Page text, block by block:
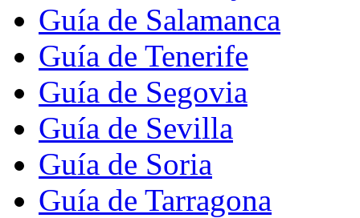
Guía de Salamanca
Guía de Tenerife
Guía de Segovia
Guía de Sevilla
Guía de Soria
Guía de Tarragona